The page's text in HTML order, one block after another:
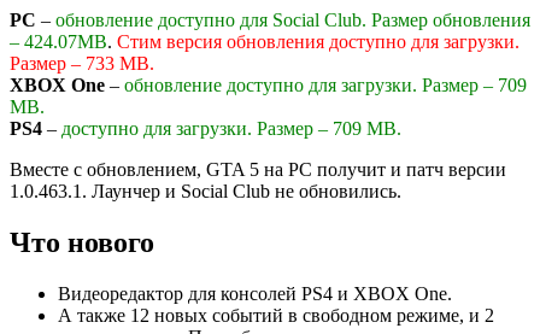
PC – обновление доступно для Social Club. Размер обновления
– 424.07MB. Стим версия обновления доступно для загрузки.
Размер – 733 MB.
XBOX One – обновление доступно для загрузки. Размер – 709
MB.
PS4 – доступно для загрузки. Размер – 709 MB.
Вместе с обновлением, GTA 5 на PC получит и патч версии
1.0.463.1. Лаунчер и Social Club не обновились.
Что нового
Видеоредактор для консолей PS4 и XBOX One.
А также 12 новых событий в свободном режиме, и 2